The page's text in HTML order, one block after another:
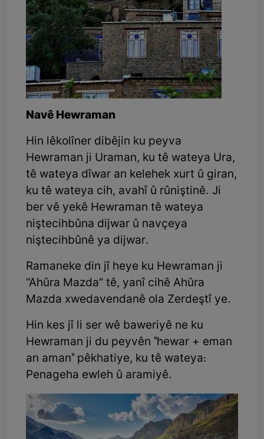
Navê Hewraman
Hin lêkolîner dibêjin ku peyva
Hewraman ji Uraman, ku tê wateya Ura,
tê wateya dîwar an kelehek xurt û giran,
ku tê wateya cih, avahî û rûniştinê. Ji
ber vê yekê Hewraman tê wateya
niştecihbûna dijwar û navçeya
niştecihbûnê ya dijwar.
Ramaneke din jî heye ku Hewraman ji
“Ahûra Mazda” tê, yanî cihê Ahûra
Mazda xwedavendanê ola Zerdeştî ye.
Hin kes jî li ser wê baweriyê ne ku
Hewraman ji du peyvên "hewar + eman
an aman" pêkhatiye, ku tê wateya:
Penageha ewleh û aramiyê.